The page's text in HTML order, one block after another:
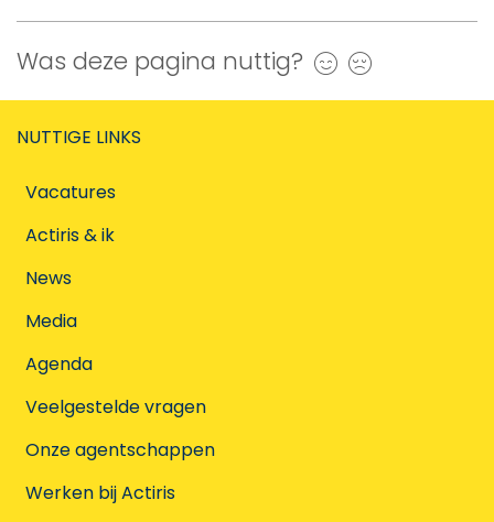
Was deze pagina nuttig? Ja
NUTTIGE LINKS
Vacatures
Actiris & ik
News
Media
Agenda
Veelgestelde vragen
Onze agentschappen
Werken bij Actiris